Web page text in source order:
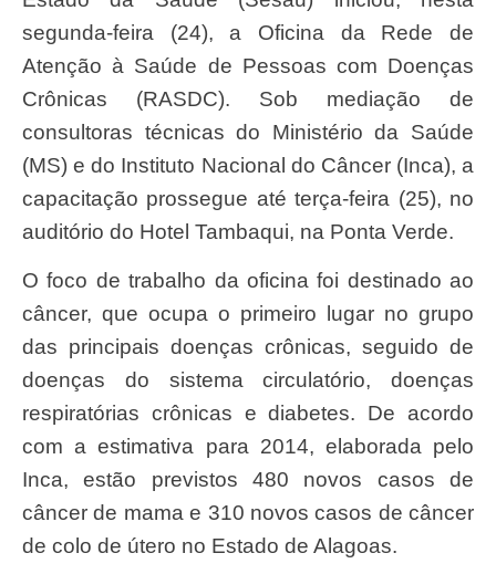
segunda-feira (24), a Oficina da Rede de
Atenção à Saúde de Pessoas com Doenças
Crônicas (RASDC). Sob mediação de
consultoras técnicas do Ministério da Saúde
(MS) e do Instituto Nacional do Câncer (Inca), a
capacitação prossegue até terça-feira (25), no
auditório do Hotel Tambaqui, na Ponta Verde.
O foco de trabalho da oficina foi destinado ao
câncer, que ocupa o primeiro lugar no grupo
das principais doenças crônicas, seguido de
doenças do sistema circulatório, doenças
respiratórias crônicas e diabetes. De acordo
com a estimativa para 2014, elaborada pelo
Inca, estão previstos 480 novos casos de
câncer de mama e 310 novos casos de câncer
de colo de útero no Estado de Alagoas.